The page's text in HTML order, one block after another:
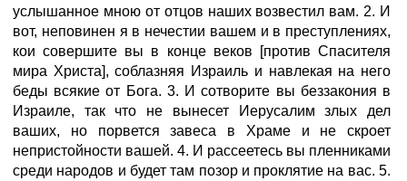
услышанное мною от отцов наших возвестил вам. 2. И
вот, неповинен я в нечестии вашем и в преступлениях,
кои совершите вы в конце веков [против Спасителя
мира Христа], соблазняя Израиль и навлекая на него
беды всякие от Бога. 3. И сотворите вы беззакония в
Израиле, так что не вынесет Иерусалим злых дел
ваших, но порвется завеса в Храме и не скроет
непристойности вашей. 4. И рассеетесь вы пленниками
среди народов и будет там позор и проклятие на вас. 5.